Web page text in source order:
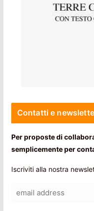
Contatti e
Per proposte di
semplicemente per
Iscriviti alla nostra